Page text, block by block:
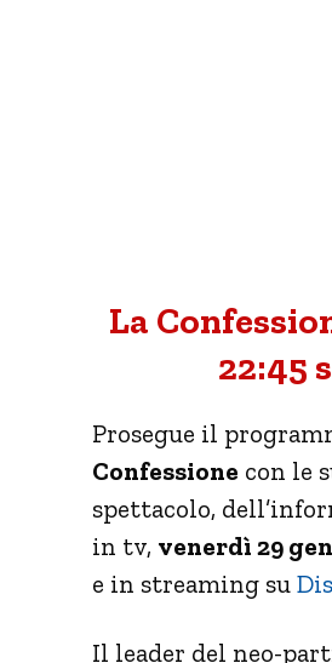
La
22:45
Prosegue il
Confessione con le
spettacolo,
in tv, venerdì 29
e in streaming su
Il leader del neo-